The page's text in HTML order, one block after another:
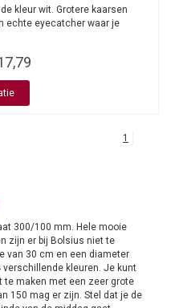
kleur wit. Grotere kaarsen
echte eyecatcher waar je
1
300/100 mm. Hele mooie
zijn er bij Bolsius niet te
van 30 cm en een diameter
kleuren. Je kunt
te maken met een zeer grote
150 mag er zijn. Stel dat je de